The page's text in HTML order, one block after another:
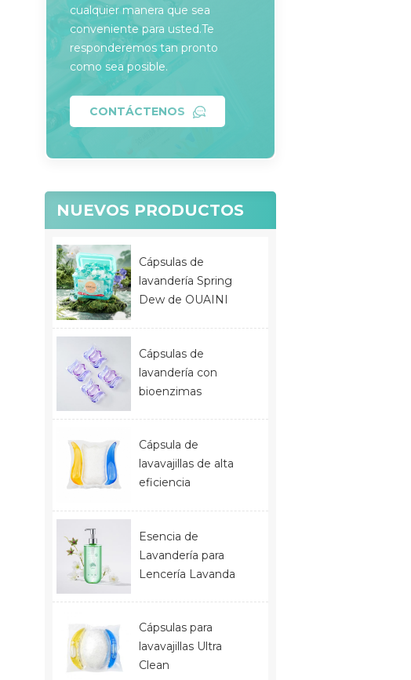
cualquier manera que sea
conveniente para usted.Te
responderemos tan pronto
como sea posible.
CONTÁCTENOS
NUEVOS PRODUCTOS
Cápsulas de
lavandería Spring
Dew de OUAINI
Cápsulas de
lavandería con
bioenzimas
Cápsula de
lavavajillas de alta
eficiencia
Esencia de
Lavandería para
Lencería Lavanda
Cápsulas para
lavavajillas Ultra
Clean